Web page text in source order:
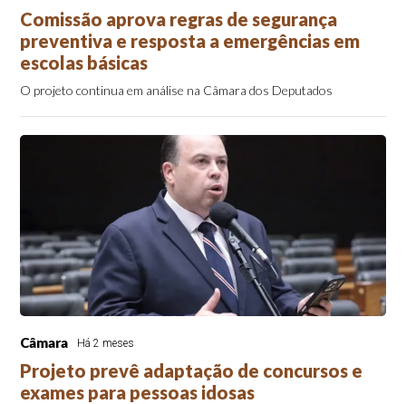
Comissão aprova regras de segurança
preventiva e resposta a emergências em
escolas básicas
O projeto continua em análise na Câmara dos Deputados
Câmara Há 2 meses
Projeto prevê adaptação de concursos e
exames para pessoas idosas